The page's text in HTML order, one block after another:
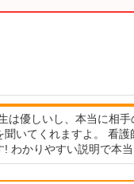
は優しいし、本当に相
聞いてくれますよ。 看護
! わかりやすい説明で本当